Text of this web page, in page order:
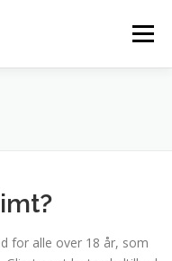
Meny
for alle over 18 år, som